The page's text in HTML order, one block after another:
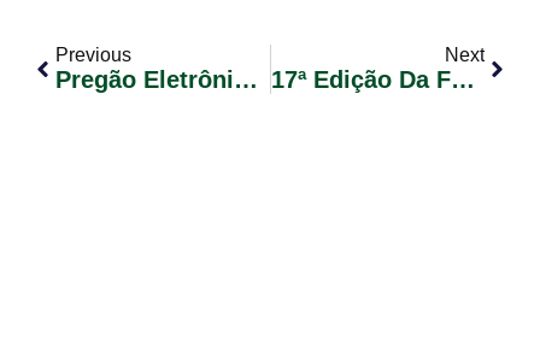
Previous
Pregão Eletrônico Nº 051/2017 – RP
Next
17ª Edição Da Feira Do Livro De Glorinha